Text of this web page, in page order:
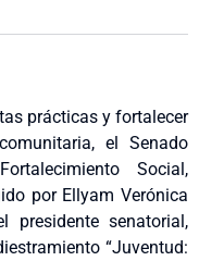
prácticas y fortalecer
el Senado
Social,
por Ellyam Verónica
presidente senatorial,
“Juventud: